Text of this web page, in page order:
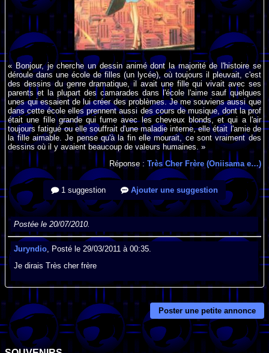
« Bonjour, je cherche un dessin animé dont la majorité de l'histoire se
déroule dans une école de filles (un lycée), où toujours il pleuvait, c'est
des dessins du genre dramatique, il avait une fille qui vivait avec ses
parents et la plupart des camarades dans l'école l'aime sauf quelques
unes qui essaient de lui créer des problèmes. Je me souviens aussi que
dans cette école elles prennent aussi des cours de musique, dont la prof
était une fille grande qui fume avec les cheveux blonds, et qui a l'air
toujours fatigué ou elle souffrait d'une maladie interne, elle était l'amie de
la fille aimable. Je pense qu'à la fin elle mourait, ce sont vraiment des
dessins où il y avaient beaucoup de valeurs humaines. »
Réponse : Très Cher Frère (Oniisama e…)
1 suggestion Ajouter une suggestion
Postée le 20/07/2010.
Juryndio , Posté le 29/03/2011 à 00:35.
Je dirais Très cher frère
Poster une petite annonce